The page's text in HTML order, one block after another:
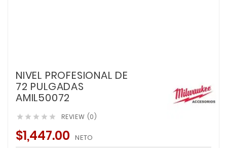
NIVEL PROFESIONAL DE
72 PULGADAS
AMIL50072
     REVIEW (0)
$1,447.00 NETO